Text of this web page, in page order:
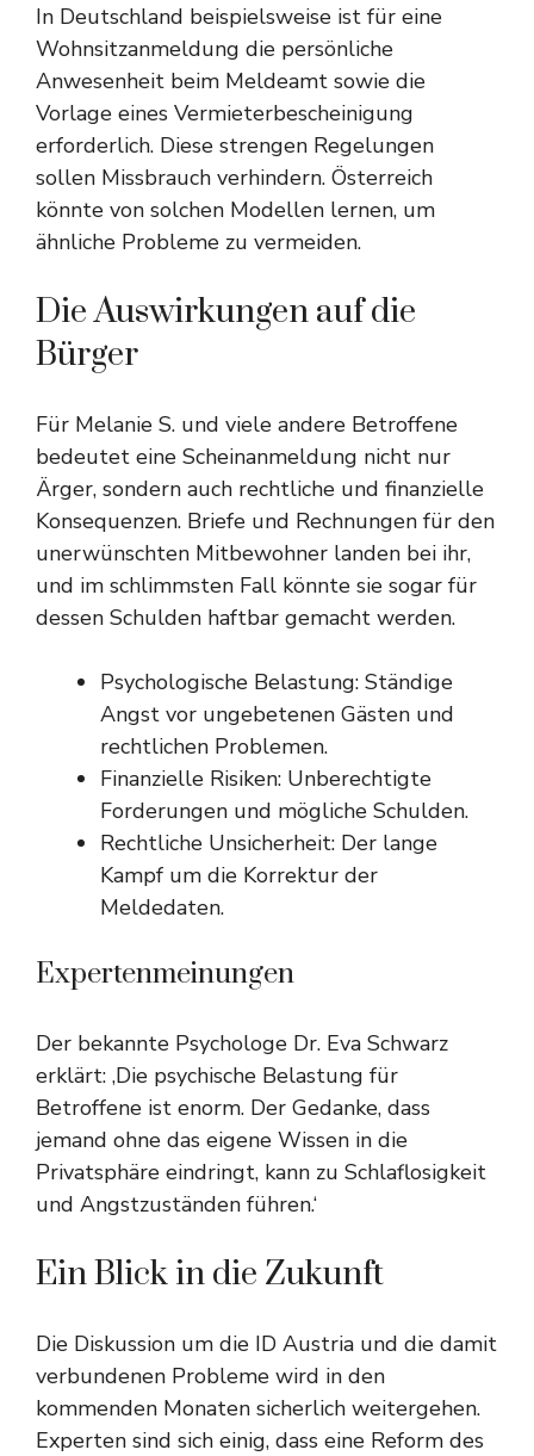
In Deutschland beispielsweise ist für eine
Wohnsitzanmeldung die persönliche
Anwesenheit beim Meldeamt sowie die
Vorlage eines Vermieterbescheinigung
erforderlich. Diese strengen Regelungen
sollen Missbrauch verhindern. Österreich
könnte von solchen Modellen lernen, um
ähnliche Probleme zu vermeiden.
Die Auswirkungen auf die
Bürger
Für Melanie S. und viele andere Betroffene
bedeutet eine Scheinanmeldung nicht nur
Ärger, sondern auch rechtliche und finanzielle
Konsequenzen. Briefe und Rechnungen für den
unerwünschten Mitbewohner landen bei ihr,
und im schlimmsten Fall könnte sie sogar für
dessen Schulden haftbar gemacht werden.
Psychologische Belastung: Ständige
Angst vor ungebetenen Gästen und
rechtlichen Problemen.
Finanzielle Risiken: Unberechtigte
Forderungen und mögliche Schulden.
Rechtliche Unsicherheit: Der lange
Kampf um die Korrektur der
Meldedaten.
Expertenmeinungen
Der bekannte Psychologe Dr. Eva Schwarz
erklärt: ‚Die psychische Belastung für
Betroffene ist enorm. Der Gedanke, dass
jemand ohne das eigene Wissen in die
Privatsphäre eindringt, kann zu Schlaflosigkeit
und Angstzuständen führen.‘
Ein Blick in die Zukunft
Die Diskussion um die ID Austria und die damit
verbundenen Probleme wird in den
kommenden Monaten sicherlich weitergehen.
Experten sind sich einig, dass eine Reform des